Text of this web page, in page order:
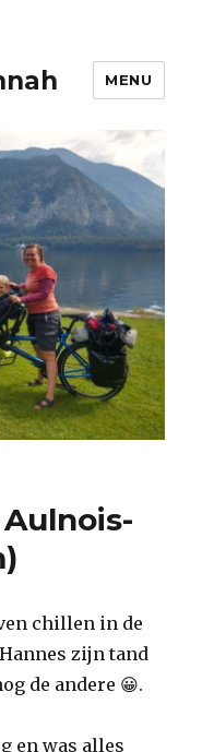
MENU
Aulnois-
chillen in de
zijn tand
de andere 😀.
en was alles